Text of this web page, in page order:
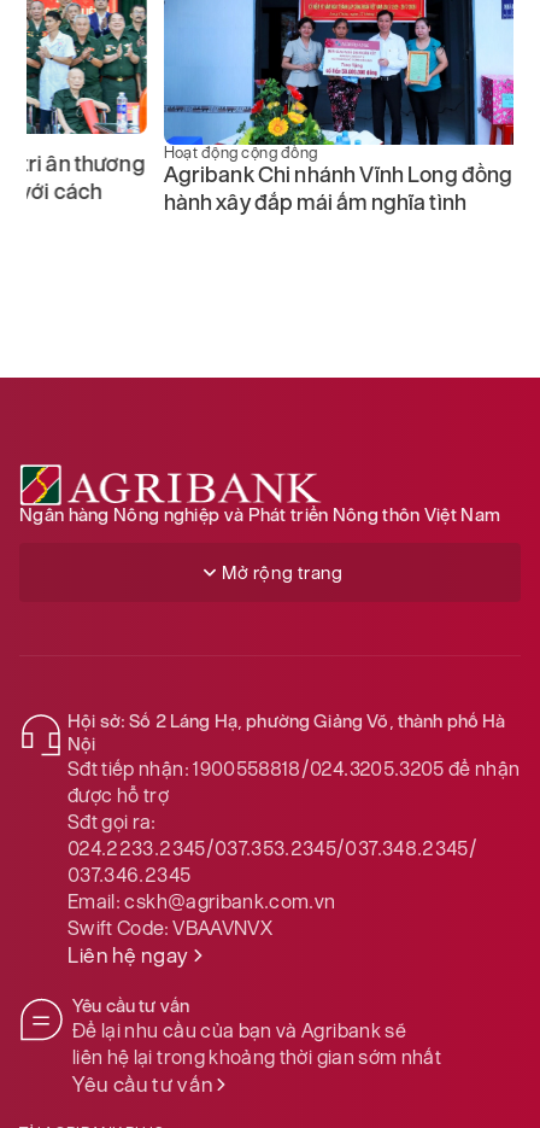
Hoạt động cộng đồng
Agribank Chi nhánh Vĩnh Long đồng
hành xây đắp mái ấm nghĩa tình
Hoạt động
Ngân hàng Nông nghiệp và Phát triển Nông thôn Việt Nam
Mở rộng trang
Hội sở: Số 2 Láng Hạ, phường Giảng Võ, thành phố Hà
Nội
Sđt tiếp nhận: 1900558818/024.3205.3205để nhận
được hỗ trợ
Sđt gọi ra:
024.2233.2345/037.353.2345/037.348.2345/
037.346.2345
Email:cskh@agribank.com.vn
Swift Code:VBAAVNVX
Liên hệ ngay
Yêu cầu tư vấn
Để lại nhu cầu của bạn và Agribank sẽ
liên hệ lại trong khoảng thời gian sớm nhất
Yêu cầu tư vấn